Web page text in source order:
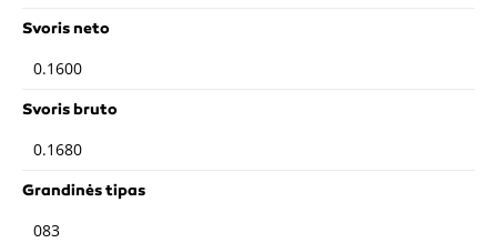
Svoris neto
0.1600
Svoris bruto
0.1680
Grandinės tipas
083